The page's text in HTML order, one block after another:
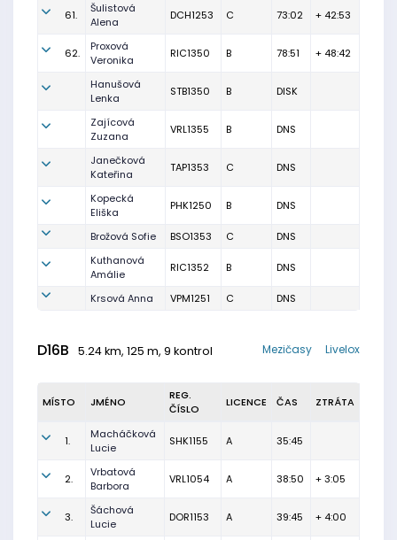
61.
Šulistová
Alena
DCH1253 C 73:02 + 42:53
62.
Proxová
Veronika
RIC1350 B 78:51 + 48:42
Hanušová
Lenka
STB1350 B DISK
Zajícová
Zuzana
VRL1355 B DNS
Janečková
Kateřina
TAP1353 C DNS
Kopecká
Eliška
PHK1250 B DNS
Brožová Sofie BSO1353 C
DNS
Kuthanová
Amálie
RIC1352 B DNS
Krsová Anna VPM1251 C DNS
D16B 5.24 km, 125 m, 9 kontrol Livelox
Mezičasy
MÍSTO JMÉNO
REG.
ČÍSLO
LICENCE ČAS ZTRÁTA
1.
Macháčková
Lucie
SHK1155 A 35:45
2.
Vrbatová
Barbora
VRL1054 A 38:50 + 3:05
3.
Šáchová
Lucie
DOR1153 A 39:45 + 4:00